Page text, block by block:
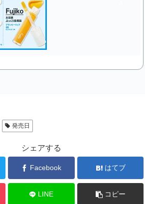
発売日
シェアする
Facebook はてブ
LINE コピー